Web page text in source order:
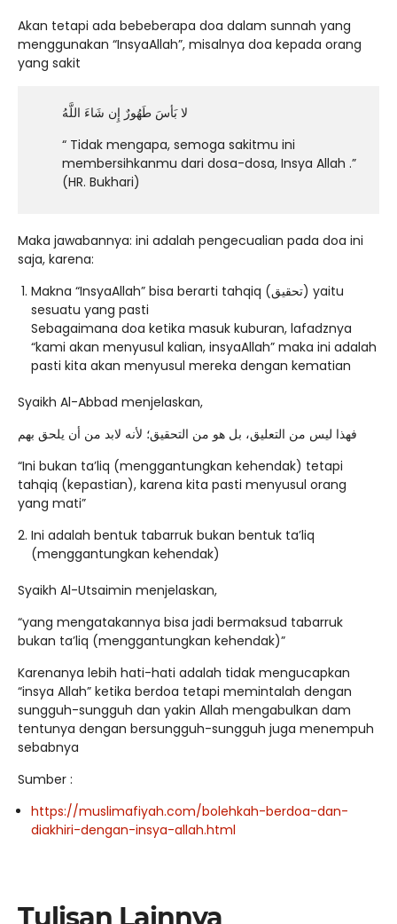
Akan tetapi ada bebeberapa doa dalam sunnah yang
menggunakan “InsyaAllah”, misalnya doa kepada orang
yang sakit
لا بَأسَ طَهُورٌ إِن شَاءَ اللَّهُ
“ Tidak mengapa, semoga sakitmu ini
membersihkanmu dari dosa-dosa, Insya Allah .”
(HR. Bukhari)
Maka jawabannya: ini adalah pengecualian pada doa ini
saja, karena:
Makna “InsyaAllah” bisa berarti tahqiq (تحقيق) yaitu
sesuatu yang pasti
Sebagaimana doa ketika masuk kuburan, lafadznya
“kami akan menyusul kalian, insyaAllah” maka ini adalah
pasti kita akan menyusul mereka dengan kematian
Syaikh Al-Abbad menjelaskan,
ﻓﻬﺬﺍ ﻟﻴﺲ ﻣﻦ ﺍﻟﺘﻌﻠﻴﻖ، ﺑﻞ ﻫﻮ ﻣﻦ ﺍﻟﺘﺤﻘﻴﻖ؛ ﻷﻧﻪ ﻻﺑﺪ ﻣﻦ ﺃﻥ ﻳﻠﺤﻖ ﺑﻬﻢ
“Ini bukan ta’liq (menggantungkan kehendak) tetapi
tahqiq (kepastian), karena kita pasti menyusul orang
yang mati”
Ini adalah bentuk tabarruk bukan bentuk ta’liq
(menggantungkan kehendak)
Syaikh Al-Utsaimin menjelaskan,
“yang mengatakannya bisa jadi bermaksud tabarruk
bukan ta’liq (menggantungkan kehendak)”
Karenanya lebih hati-hati adalah tidak mengucapkan
“insya Allah” ketika berdoa tetapi memintalah dengan
sungguh-sungguh dan yakin Allah mengabulkan dam
tentunya dengan bersungguh-sungguh juga menempuh
sebabnya
Sumber :
https://muslimafiyah.com/bolehkah-berdoa-dan-
diakhiri-dengan-insya-allah.html